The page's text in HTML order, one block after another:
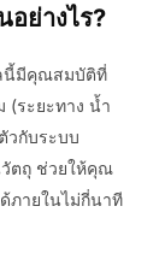
อย่างไร?
นี้มีคุณสมบัติที่
(ระยะทาง น้ำ
วกับระบบ
วัตถุ ช่วยให้คุณ
ภายในไม่กี่นาที